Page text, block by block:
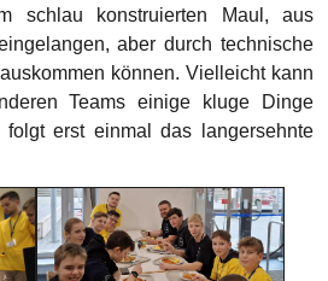
schlau konstruierten Maul, aus
aber durch technische
können. Vielleicht kann
Teams einige kluge Dinge
erst einmal das langersehnte